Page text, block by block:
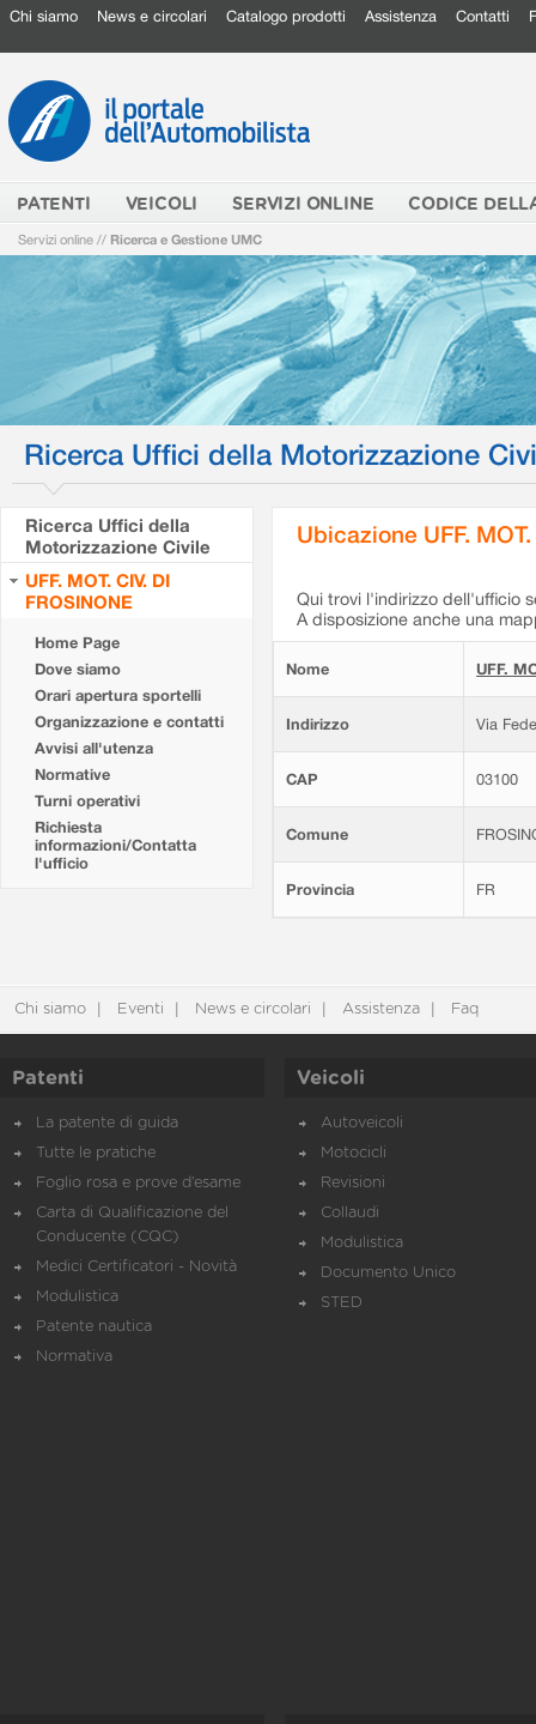
Chi siamo News e circolari Catalogo prodotti Assistenza Contatti
PATENTI VEICOLI SERVIZI ONLINE CODICE
Servizi online // Ricerca e Gestione UMC
Ricerca Uffici della Motorizzazione
Ricerca Uffici della
Motorizzazione Civile
UFF. MOT. CIV. DI
FROSINONE
Home Page
Dove siamo
Orari apertura sportelli
Organizzazione e contatti
Avvisi all'utenza
Normative
Turni operativi
Richiesta
informazioni/Contatta
l'ufficio
Ubicazione UFF.
Qui trovi l'indirizzo dell'ufficio
A disposizione anche una
Nome UFF.
Indirizzo Via
CAP 03100
Comune
Provincia FR
Chi siamo Eventi News e circolari Assistenza Faq
Patenti
La patente di guida
Tutte le pratiche
Foglio rosa e prove d’esame
Carta di Qualificazione del
Conducente (CQC)
Medici Certificatori - Novità
Modulistica
Patente nautica
Normativa
Veicoli
Autoveicoli
Motocicli
Revisioni
Collaudi
Modulistica
Documento Unico
STED